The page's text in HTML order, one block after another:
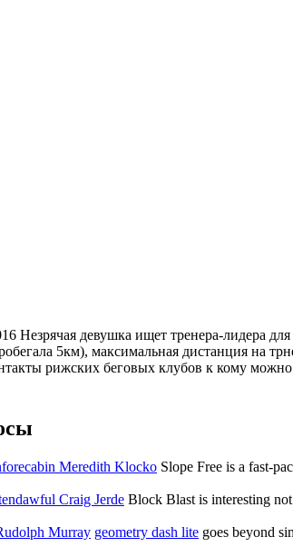
Незрячая девушка ищет тренера-лидера
5км), максимальная дистанция на
рижских беговых клубов к кому
Meredith Klocko Slope Free is a fast-
Craig Jerde Block Blast is interesting
Murray geometry dash lite goes beyond